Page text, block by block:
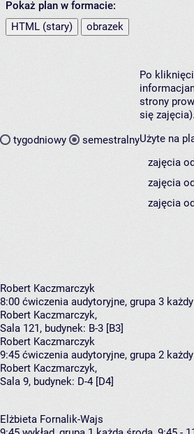
Pokaż plan w formacie:
HTML (stary)
obrazek
tygodniowy semestralny
Po
strony
się zajęcia).
Użyte na
zajęcia
zajęcia
zajęcia
Robert Kaczmarczyk
8:00 ćwiczenia audytoryjne, grupa 3
Robert Kaczmarczyk,
Sala 121, budynek: B-3 [B3]
Robert Kaczmarczyk
9:45 ćwiczenia audytoryjne, grupa 2
Robert Kaczmarczyk,
Sala 9, budynek: D-4 [D4]
Elżbieta Fornalik-Wajs